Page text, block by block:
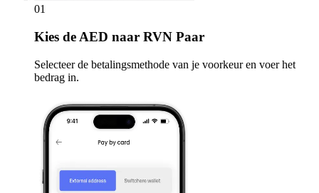
01
Kies de AED naar RVN Paar
Selecteer de betalingsmethode van je voorkeur en voer het
bedrag in.